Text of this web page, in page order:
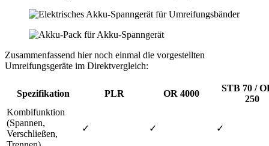
Zusammenfassend hier noch einmal die vorgestellten
Umreifungsgeräte im Direktvergleich:
Spezifikation PLR OR 4000
STB 70 /
250
Kombifunktion
(Spannen,
Verschließen,
✓ ✓ ✓